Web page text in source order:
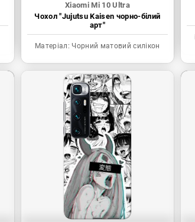
Xiaomi Mi 10 Ultra
Чохол "Jujutsu Kaisen чорно-білий
арт"
Матеріал: Чорний матовий силікон